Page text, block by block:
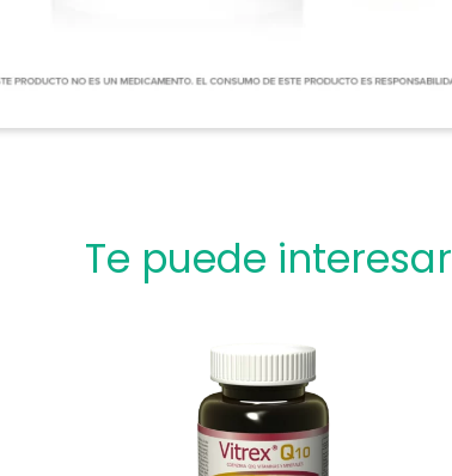
Te puede interesar